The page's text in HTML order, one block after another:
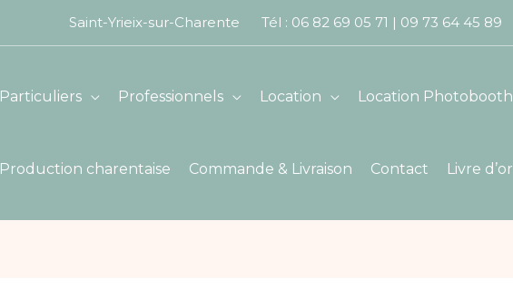
Saint-Yrieix-sur-Charente Tél : 06 82 69 05 71 | 09 73 64 45 89
Particuliers Professionnels Location Location Photobooth
Production charentaise Commande & Livraison Contact Livre d’or